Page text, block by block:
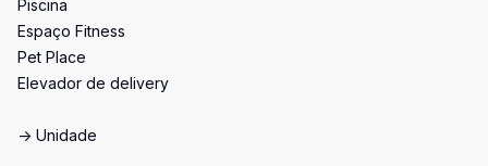
Piscina
Espaço Fitness
Pet Place
Elevador de delivery
-> Unidade